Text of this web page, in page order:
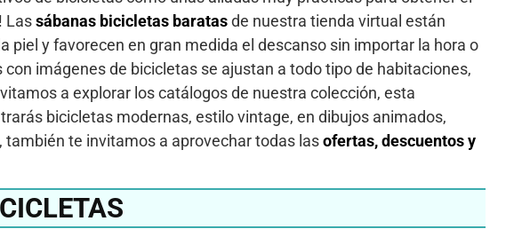
Lassábanas bicicletas baratasde nuestra tienda virtual están
y favorecen en gran medida el descanso sin importar la hora o
imágenes de bicicletas se ajustan a todo tipo de habitaciones,
a explorar los catálogos de nuestra colección, esta
bicicletas modernas, estilo vintage, en dibujos animados,
te invitamos a aprovechar todas lasofertas, descuentos y